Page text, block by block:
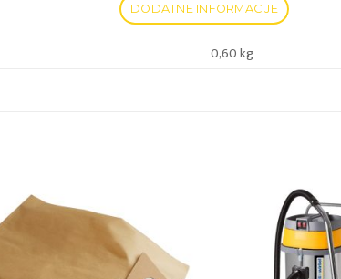
DODATNE INFORMACIJE
0,60 kg
wishlist